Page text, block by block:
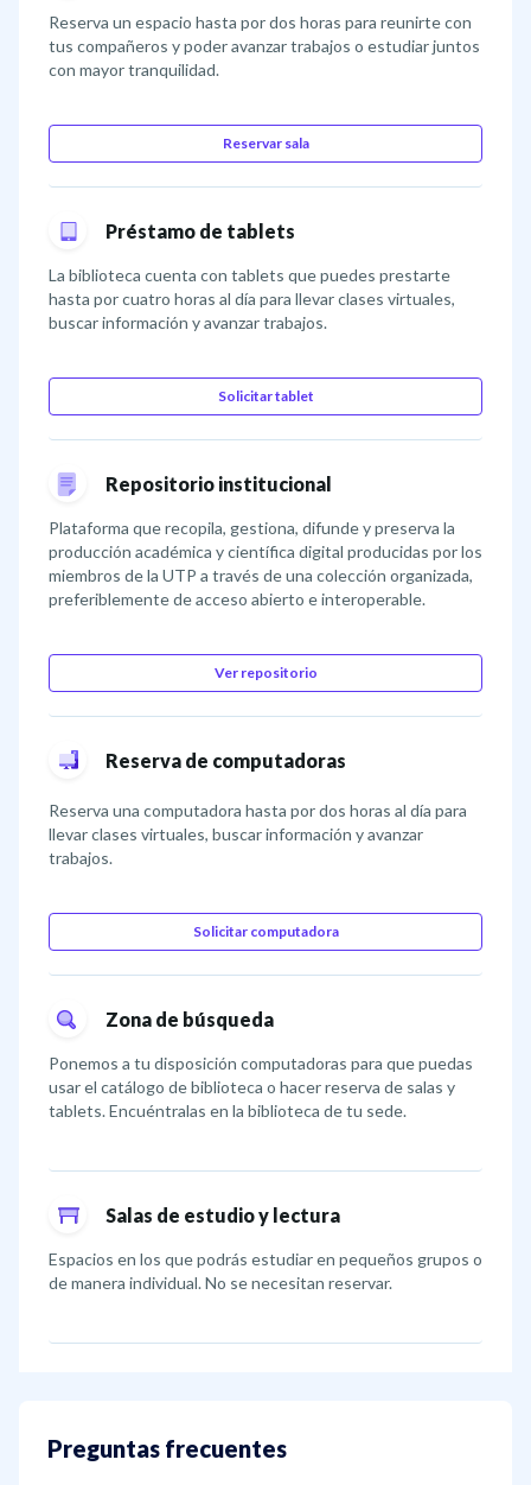
Reserva un espacio hasta por dos horas para reunirte con
tus compañeros y poder avanzar trabajos o estudiar juntos
con mayor tranquilidad.
Reservar sala
Préstamo de tablets
La biblioteca cuenta con tablets que puedes prestarte
hasta por cuatro horas al día para llevar clases virtuales,
buscar información y avanzar trabajos.
Solicitar tablet
Repositorio institucional
Plataforma que recopila, gestiona, difunde y preserva la
producción académica y científica digital producidas por los
miembros de la UTP a través de una colección organizada,
preferiblemente de acceso abierto e interoperable.
Ver repositorio
Reserva de computadoras
Reserva una computadora hasta por dos horas al día para
llevar clases virtuales, buscar información y avanzar
trabajos.
Solicitar computadora
Zona de búsqueda
Ponemos a tu disposición computadoras para que puedas
usar el catálogo de biblioteca o hacer reserva de salas y
tablets. Encuéntralas en la biblioteca de tu sede.
Salas de estudio y lectura
Espacios en los que podrás estudiar en pequeños grupos o
de manera individual. No se necesitan reservar.
Preguntas frecuentes